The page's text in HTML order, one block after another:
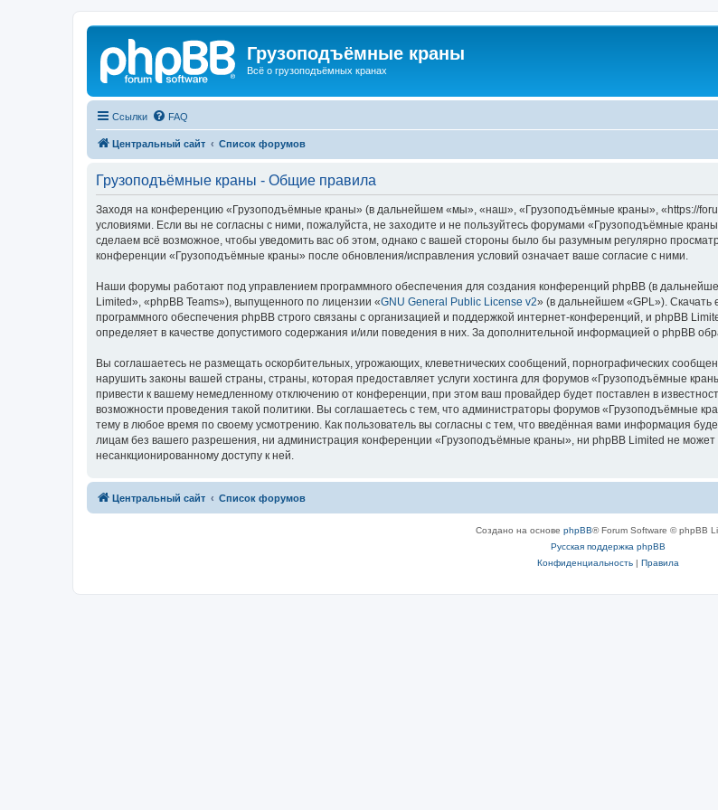
Грузоподъёмные краны
Всё о грузоподъёмных кранах
Ссылки FAQ
Центральный сайт Список форумов
Грузоподъёмные краны - Общие правила
Заходя на конференцию «Грузоподъёмные краны» (в дальнейшем «мы», «наш», «Грузоподъёмные краны», «https://
условиями. Если вы не согласны с ними, пожалуйста, не заходите и не пользуйтесь форумами «Грузоподъёмные
сделаем всё возможное, чтобы уведомить вас об этом, однако с вашей стороны было бы разумным регулярно
конференции «Грузоподъёмные краны» после обновления/исправления условий означает ваше согласие с ними.
Наши форумы работают под управлением программного обеспечения для создания конференций phpBB (в
Limited», «phpBB Teams»), выпущенного по лицензии «GNU General Public License v2» (в дальнейшем «GPL»). Скачать
программного обеспечения phpBB строго связаны с организацией и поддержкой интернет-конференций, и phpBB
определяет в качестве допустимого содержания и/или поведения в них. За дополнительной информацией о phpBB
Вы соглашаетесь не размещать оскорбительных, угрожающих, клеветнических сообщений, порнографических
нарушить законы вашей страны, страны, которая предоставляет услуги хостинга для форумов «Грузоподъёмные
привести к вашему немедленному отключению от конференции, при этом ваш провайдер будет поставлен в
возможности проведения такой политики. Вы соглашаетесь с тем, что администраторы форумов «Грузоподъёмные
тему в любое время по своему усмотрению. Как пользователь вы согласны с тем, что введённая вами информация
лицам без вашего разрешения, ни администрация конференции «Грузоподъёмные краны», ни phpBB Limited не может
несанкционированному доступу к ней.
Центральный сайт Список форумов
Создано на основе phpBB® Forum Software © phpBB
Русская поддержка phpBB
Конфиденциальность| Правила